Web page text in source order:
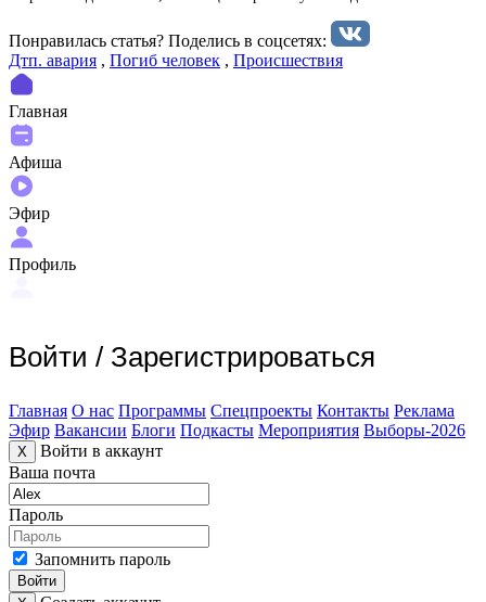
Понравилась статья? Поделиcь в соцсетях:
Дтп. авария , Погиб человек , Происшествия
Главная
Афиша
Эфир
Профиль
Войти / Зарегистрироваться
Главная О нас Программы Спецпроекты Контакты Реклама
Эфир Вакансии Блоги Подкасты Мероприятия Выборы-2026
X
Войти в аккаунт
Ваша почта
Пароль
Запомнить пароль
Войти